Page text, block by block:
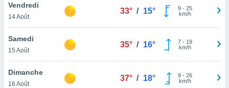
votre
à
en
le
Vendredi
14 Août
33° / 15° 9- 25
km/h
Samedi
15 Août
35° / 16° 7- 19
km/h
Dimanche
16 Août
37° / 18° 9- 26
km/h